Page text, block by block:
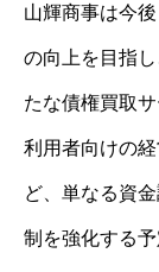
山輝商事は今
の向上を目指
たな債権買取
利用者向けの
ど、単なる資
制を強化する予